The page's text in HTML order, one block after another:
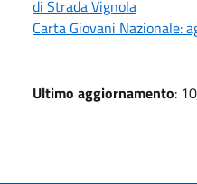
di Strada Vignola
Carta Giovani Nazionale:
Ultimo aggiornamento: